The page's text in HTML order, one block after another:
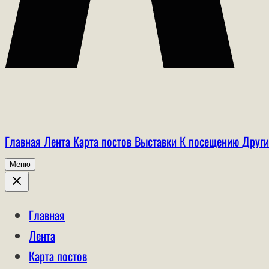
Главная Лента Карта постов Выставки К посещению
Меню
Главная
Лента
Карта постов